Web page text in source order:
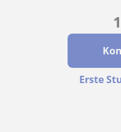
Erste